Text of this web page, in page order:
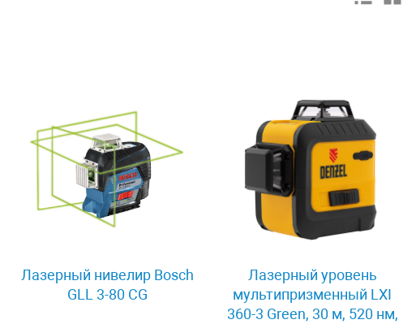
Лазерный нивелир Bosch
GLL 3-80 CG
Лазерный уровень
мультипризменный LXI
360-3 Green, 30 м, 520 нм,